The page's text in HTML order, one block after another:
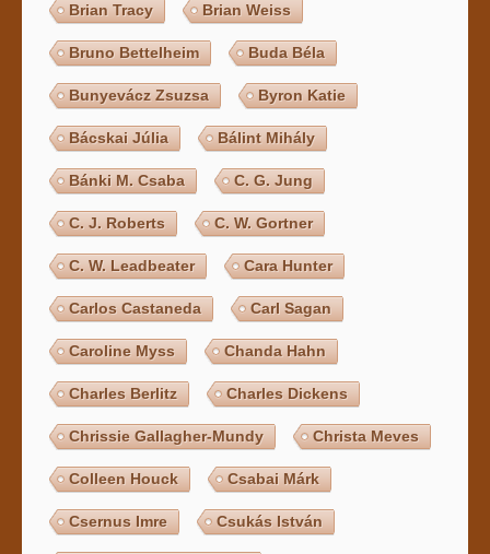
Brian Tracy Brian Weiss
Bruno Bettelheim Buda Béla
Bunyevácz Zsuzsa Byron Katie
Bácskai Júlia Bálint Mihály
Bánki M. Csaba C. G. Jung
C. J. Roberts C. W. Gortner
C. W. Leadbeater Cara Hunter
Carlos Castaneda Carl Sagan
Caroline Myss Chanda Hahn
Charles Berlitz Charles Dickens
Chrissie Gallagher-Mundy Christa Meves
Colleen Houck Csabai Márk
Csernus Imre Csukás István